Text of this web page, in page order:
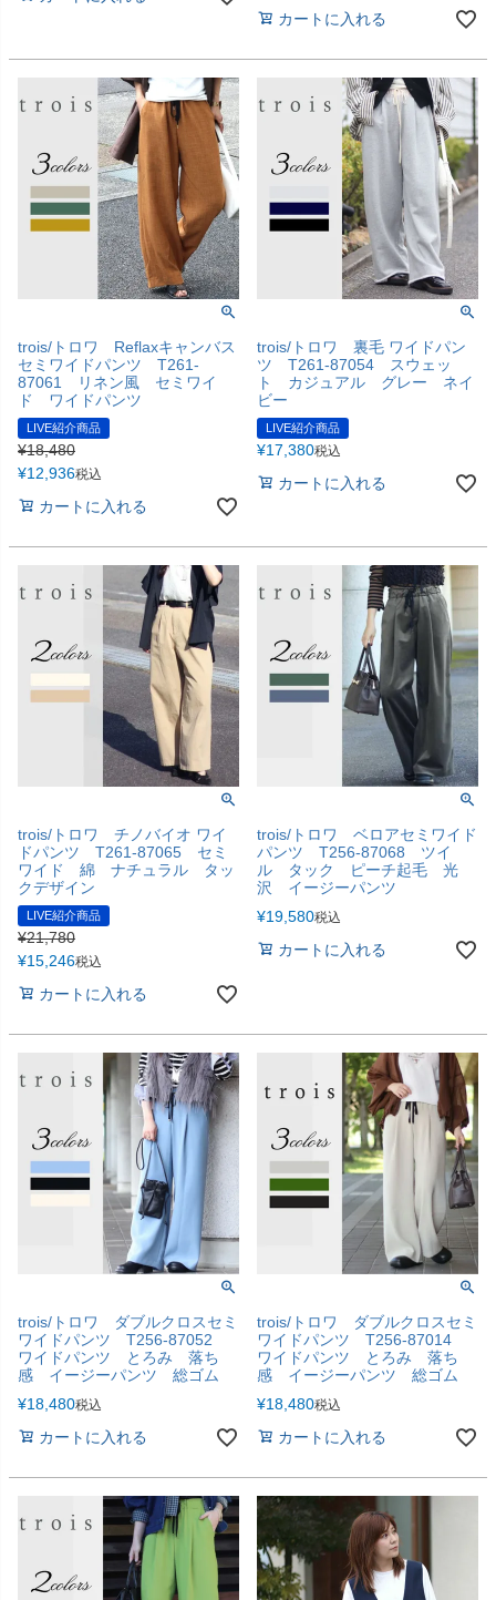
カートに入れる
trois/トロワ Reflaxキャンバス
セミワイドパンツ T261-
87061 リネン風 セミワイ
ド ワイドパンツ
LIVE紹介商品
¥18,480
¥12,936税込
カートに入れる
trois/トロワ 裏毛 ワイドパン
ツ T261-87054 スウェッ
ト カジュアル グレー ネイ
ビー
LIVE紹介商品
¥17,380税込
カートに入れる
trois/トロワ チノバイオ ワイ
ドパンツ T261-87065 セミ
ワイド 綿 ナチュラル タッ
クデザイン
LIVE紹介商品
¥21,780
¥15,246税込
カートに入れる
trois/トロワ ベロアセミワイド
パンツ T256-87068 ツイ
ル タック ピーチ起毛 光
沢 イージーパンツ
¥19,580税込
カートに入れる
trois/トロワ ダブルクロスセミ
ワイドパンツ T256-87052
ワイドパンツ とろみ 落ち
感 イージーパンツ 総ゴム
¥18,480税込
カートに入れる
trois/トロワ ダブルクロスセミ
ワイドパンツ T256-87014
ワイドパンツ とろみ 落ち
感 イージーパンツ 総ゴム
¥18,480税込
カートに入れる